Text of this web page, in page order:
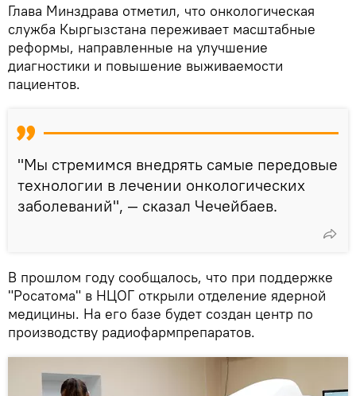
Глава Минздрава отметил, что онкологическая
служба Кыргызстана переживает масштабные
реформы, направленные на улучшение
диагностики и повышение выживаемости
пациентов.
"Мы стремимся внедрять самые передовые
технологии в лечении онкологических
заболеваний", — сказал Чечейбаев.
В прошлом году сообщалось, что при поддержке
"Росатома" в НЦОГ открыли отделение ядерной
медицины. На его базе будет создан центр по
производству радиофармпрепаратов.